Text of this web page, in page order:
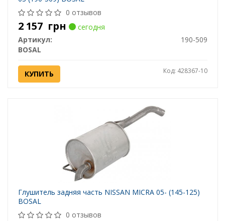
0 отзывов
2 157 грн
сегодня
Артикул:
190-509
BOSAL
КУПИТЬ Код: 428367-10
Глушитель задняя часть NISSAN MICRA 05- (145-125)
BOSAL
0 отзывов